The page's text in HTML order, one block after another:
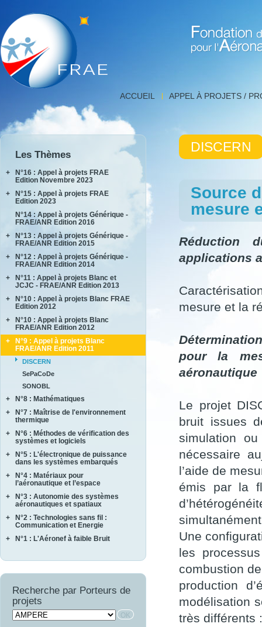
Détail
FNRAE
Fondation
de
Recherche
l'Aéronautique
l'Espace
ACCUEIL APPEL À PROJETS /
Les Thèmes
+
N°16 : Appel à projets FRAE
Edition Novembre 2023
INPACT
RAKEL
+
N°15 : Appel à projets FRAE
Edition 2023
AIDEAS
AIxIA
N°14 : Appel à projets Générique -
FRAE/ANR Edition 2016
+
N°13 : Appel à projets Générique -
FRAE/ANR Edition 2015
AIRTIUS
BRENNUS
COVERIF
MAGIC
+
N°12 : Appel à projets Générique -
FRAE/ANR Edition 2014
ANVES
HighS-Ti
M-SCOT
MORE4LESS
OPTIMUM
SUB SUPER JET
TIMBER
+
N°11 : Appel à projets Blanc et
JCJC - FRAE/ANR Edition 2013
AMANDE
COMPACS
METAUDIBLE
NEXTFLAME
REFINE
REMEDDIES
SALWARE
SLENDER
+
N°10 : Appel à projets Blanc FRAE
Edition 2012
ACCITE
PARASOFT
SEMAFOR
+
N°10 : Appel à projets Blanc
FRAE/ANR Edition 2012
LIMICOS
+
N°9 : Appel à projets Blanc
FRAE/ANR Edition 2011
DISCERN
SePaCoDe
SONOBL
+ N°8 : Mathématiques
ECOSEA
IPPON
MEMORIA
+
N°7 : Maîtrise de l'environnement
thermique
ASTHER
COMIFO
MATRAS
STRASS
SYRTIPE
+
N°6 : Méthodes de vérification des
systèmes et logiciels
ALPROSE
ASCERT
CAVALE
SARDANES
+
N°5 : L'électronique de puissance
dans les systèmes embarqués
CASAREL
COTECH
EPAHT
FEMINA
+
N°4 : Matériaux pour
l’aéronautique et l’espace
AMFORTAS
CASSIS
CORTEC
RUPSCEN
THERMONC
VICOMTHE
+
N°3 : Autonomie des systèmes
aéronautiques et spatiaux
MARAE
NAVIFLOW
SCA2RS
+
N°2 : Technologies sans fil :
Communication et Energie
ASTRAL
FINEST
LIMA
WAVE SUPPLY
+ N°1 : L'Aéronef à faible Bruit
COMBE
OSCAR
Recherche par Porteurs de
projets
DISCERN
Source
mesure
Réduction
applications
mesure et la
pour la
aéronautique
Le projet
bruit issues
simulation
nécessaire
l’aide de
émis par la
Une
les
combustion
production
modélisation
très différents